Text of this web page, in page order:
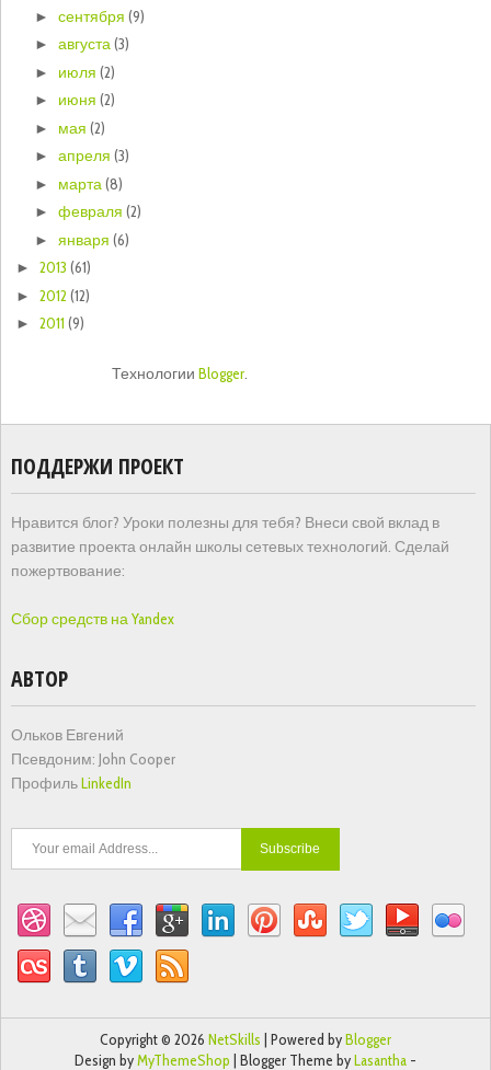
►сентября(9)
►августа(3)
► июля(2)
► июня(2)
► мая(2)
►апреля(3)
► марта(8)
►февраля(2)
►января(6)
►2013(61)
►2012(12)
►2011(9)
ТехнологииBlogger.
ПОДДЕРЖИ ПРОЕКТ
Нравится блог? Уроки полезны для тебя? Внеси свой вклад в
развитие проекта онлайн школы сетевых технологий. Сделай
пожертвование:
Сбор средств на Yandex
АВТОР
Ольков Евгений
Псевдоним: John Cooper
ПрофильLinkedIn
Copyright © 2026 NetSkills | Powered byBlogger
Design byMyThemeShop | Blogger Theme byLasantha -